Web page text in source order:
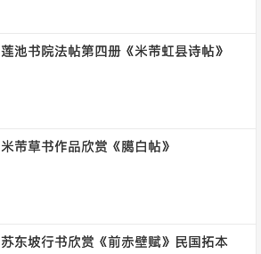
莲池书院法帖第四册《米芾虹县诗帖》
米芾草书作品欣赏《臈白帖》
苏东坡行书欣赏《前赤壁赋》民国拓本